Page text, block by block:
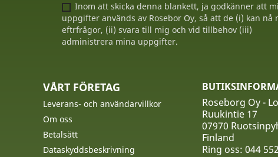
Inom att skicka denna blankett, ja godkänner att
uppgifter används av Rosebor Oy, så att de (i) kan nå
eftrfrågor, (ii) svara till mig och vid tillbehov (iii)
administrera mina uppgifter.
VÅRT FÖRETAG
Leverans- och användarvillkor
Om oss
Betalsätt
Dataskyddsbeskrivning
Roseborg Oy -
Ruukintie 17
07970
Finland
Ring oss: 044